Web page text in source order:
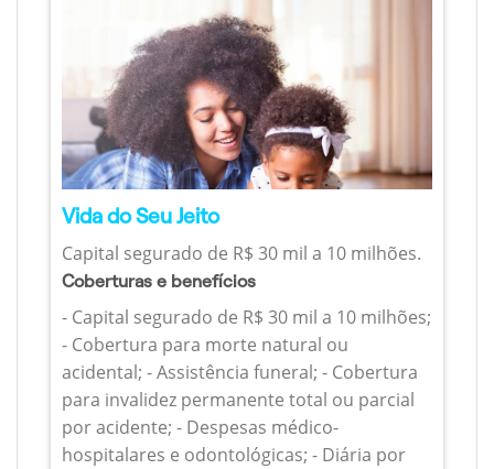
Vida do Seu Jeito
Capital segurado de R$ 30 mil a 10 milhões.
Coberturas e benefícios
- Capital segurado de R$ 30 mil a 10 milhões;
- Cobertura para morte natural ou
acidental; - Assistência funeral; - Cobertura
para invalidez permanente total ou parcial
por acidente; - Despesas médico-
hospitalares e odontológicas; - Diária por